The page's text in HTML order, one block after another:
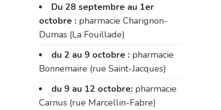
Du 28 septembre au 1er
octobre : pharmacie Charignon-
Dumas (La Fouillade)
du 2 au 9 octobre : pharmacie
Bonnemaire (rue Saint-Jacques)
du 9 au 12 octobre: pharmacie
Carnus (rue Marcellin-Fabre)